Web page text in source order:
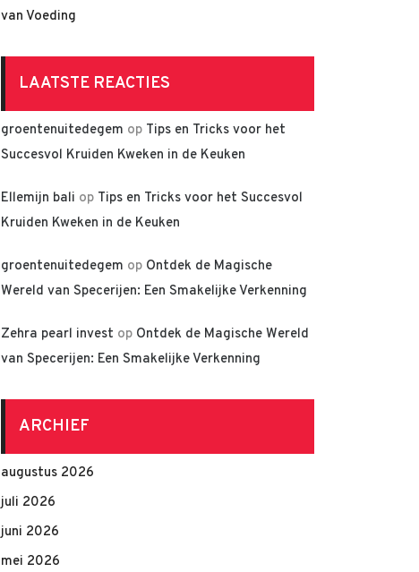
van Voeding
LAATSTE REACTIES
groentenuitedegem op Tips en Tricks voor het
Succesvol Kruiden Kweken in de Keuken
Ellemijn bali op Tips en Tricks voor het Succesvol
Kruiden Kweken in de Keuken
groentenuitedegem op Ontdek de Magische
Wereld van Specerijen: Een Smakelijke Verkenning
Zehra pearl invest op Ontdek de Magische Wereld
van Specerijen: Een Smakelijke Verkenning
ARCHIEF
augustus 2026
juli 2026
juni 2026
mei 2026